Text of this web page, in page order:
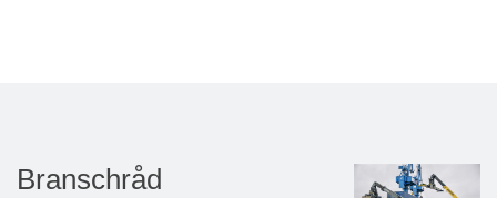
Branschråd